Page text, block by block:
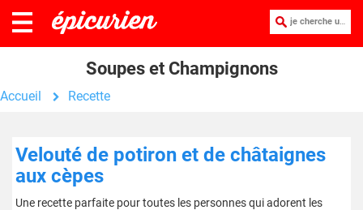
je cherche une recette :
Soupes et Champignons
Accueil Recette
Velouté de potiron et de châtaignes
aux cèpes
Une recette parfaite pour toutes les personnes qui adorent les